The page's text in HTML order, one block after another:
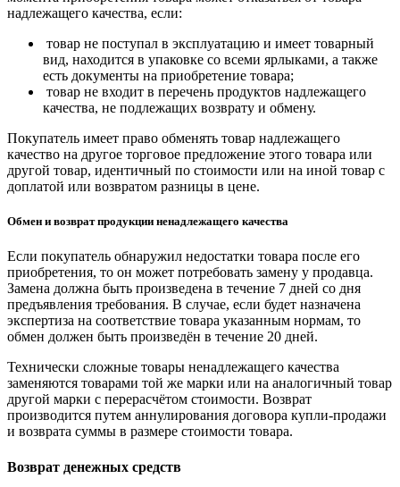
надлежащего качества, если:
товар не поступал в эксплуатацию и имеет товарный
вид, находится в упаковке со всеми ярлыками, а также
есть документы на приобретение товара;
товар не входит в перечень продуктов надлежащего
качества, не подлежащих возврату и обмену.
Покупатель имеет право обменять товар надлежащего
качество на другое торговое предложение этого товара или
другой товар, идентичный по стоимости или на иной товар с
доплатой или возвратом разницы в цене.
Обмен и возврат продукции ненадлежащего качества
Если покупатель обнаружил недостатки товара после его
приобретения, то он может потребовать замену у продавца.
Замена должна быть произведена в течение 7 дней со дня
предъявления требования. В случае, если будет назначена
экспертиза на соответствие товара указанным нормам, то
обмен должен быть произведён в течение 20 дней.
Технически сложные товары ненадлежащего качества
заменяются товарами той же марки или на аналогичный товар
другой марки с перерасчётом стоимости. Возврат
производится путем аннулирования договора купли-продажи
и возврата суммы в размере стоимости товара.
Возврат денежных средств